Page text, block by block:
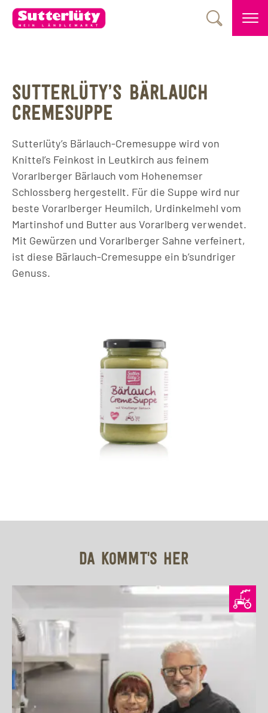
SUTTERLÜTY’S BÄRLAUCH
CREMESUPPE
Sutterlüty’s Bärlauch-Cremesuppe wird von
Knittel’s Feinkost in Leutkirch aus feinem
Vorarlberger Bärlauch vom Hohenemser
Schlossberg hergestellt. Für die Suppe wird nur
beste Vorarlberger Heumilch, Urdinkelmehl vom
Martinshof und Butter aus Vorarlberg verwendet.
Mit Gewürzen und Vorarlberger Sahne verfeinert,
ist diese Bärlauch-Cremesuppe ein b’sundriger
Genuss.
DA KOMMT'S HER